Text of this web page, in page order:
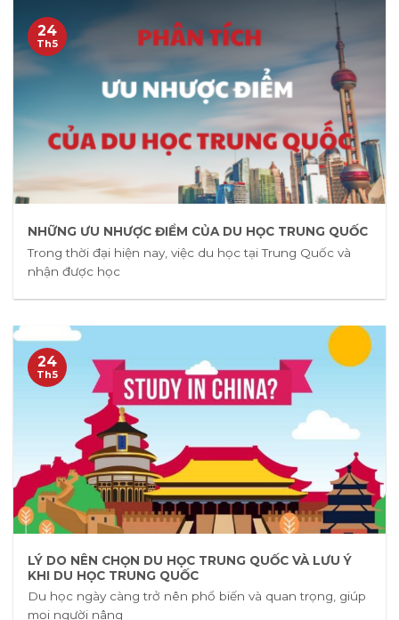
NHỮNG ƯU NHƯỢC ĐIỂM CỦA DU HỌC TRUNG QUỐC
Trong thời đại hiện nay, việc du học tại Trung Quốc và
nhận được học
24
Th5
LÝ DO NÊN CHỌN DU HỌC TRUNG QUỐC VÀ LƯU Ý
KHI DU HỌC TRUNG QUỐC
Du học ngày càng trở nên phổ biến và quan trọng, giúp
mọi người nâng
24
Th5